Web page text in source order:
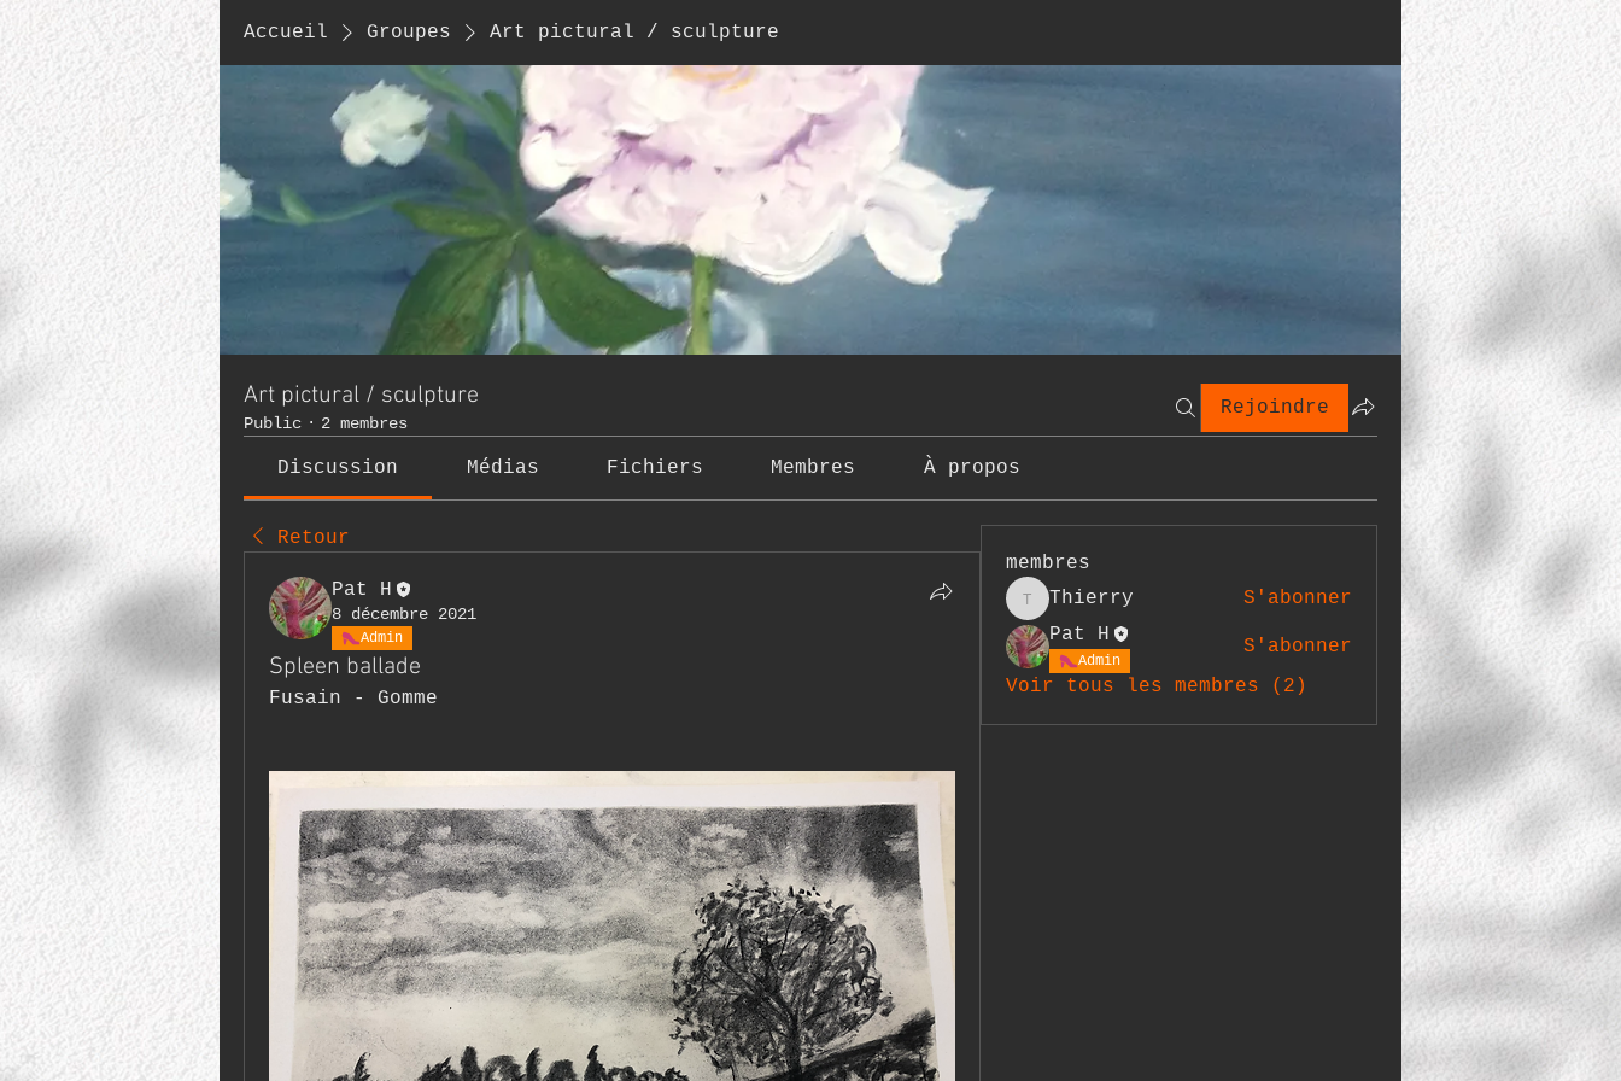
Accueil Groupes Art pictural / sculpture
Art pictural / sculpture
Public · 2 membres
Rejoindre
Discussion Médias Fichiers Membres À propos
Retour
Pat H
8 décembre 2021
Admin
Spleen ballade
Fusain - Gomme
membres
Thierry
Thierry
S'abonner
Pat H
Admin
S'abonner
Voir tous les membres (2)